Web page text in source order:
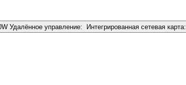
Удалённое управление: Интегрированная сетевая карта: